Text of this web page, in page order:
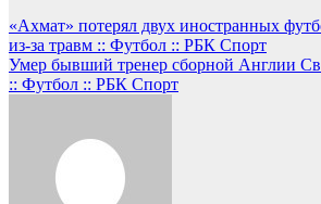
Навигация
по
записям
«Ахмат» потерял двух иностранных
из-за травм :: Футбол :: РБК Спорт
Умер бывший тренер сборной Англии
:: Футбол :: РБК Спорт